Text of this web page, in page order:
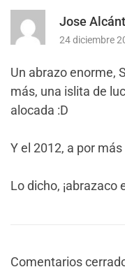
Jose
24 diciembre
Un abrazo enorme,
más, una islita de
alocada :D
Y el 2012, a por
Lo dicho, ¡abrazaco
Comentarios